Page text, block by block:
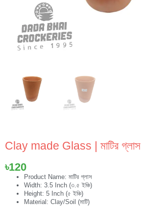
Clay made Glass | মাটির গ্লাস
৳120
Product Name: মাটির গ্লাস
Width: 3.5 Inch (৩.৫ ইঞ্চি)
Height: 5 Inch (৫ ইঞ্চি)
Material: Clay/Soil (মাটি)